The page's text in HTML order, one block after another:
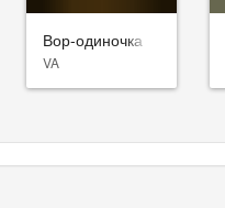
Вор-одиночка
VA